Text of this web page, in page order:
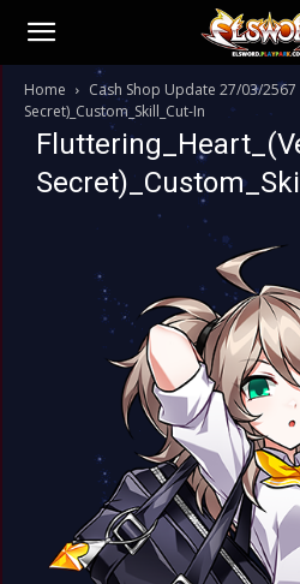
Home Cash Shop Update 27/03/2567
Secret)_Custom_Skill_Cut-In